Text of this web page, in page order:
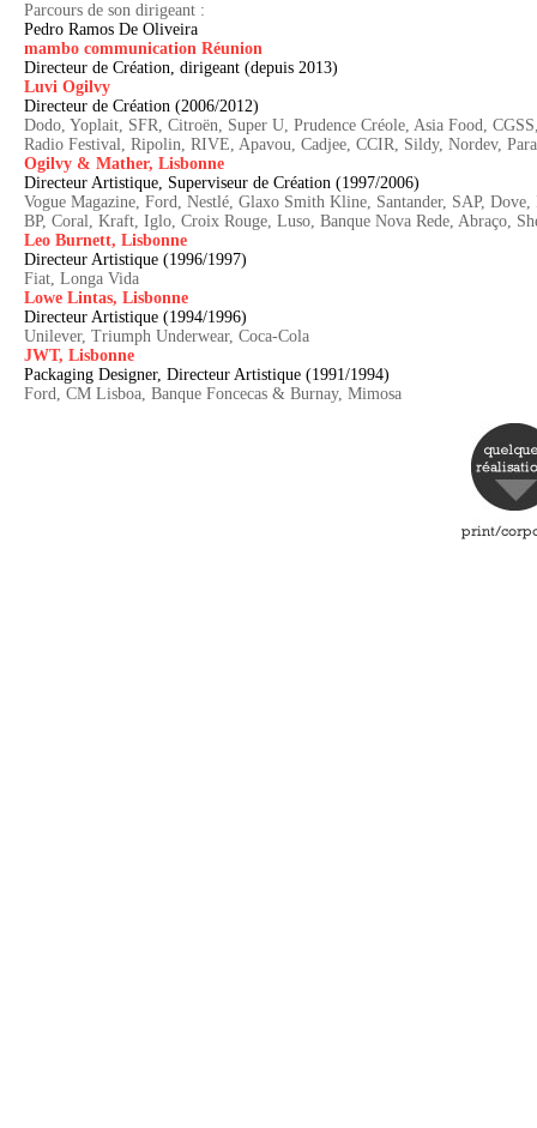
Parcours de son dirigeant :
Pedro Ramos De Oliveira
mambo communication Réunion
Directeur de Création, dirigeant (depuis 2013)
Luvi Ogilvy
Directeur de Création (2006/2012)
Dodo, Yoplait, SFR, Citroën, Super U, Prudence Créole, Asia Food,
Radio Festival, Ripolin, RIVE, Apavou, Cadjee, CCIR, Sildy, Nordev,
Ogilvy & Mather, Lisbonne
Directeur Artistique, Superviseur de Création (1997/2006)
Vogue Magazine, Ford, Nestlé, Glaxo Smith Kline, Santander, SAP,
BP, Coral, Kraft, Iglo, Croix Rouge, Luso, Banque Nova Rede, Abraço,
Leo Burnett, Lisbonne
Directeur Artistique (1996/1997)
Fiat, Longa Vida
Lowe Lintas, Lisbonne
Directeur Artistique (1994/1996)
Unilever, Triumph Underwear, Coca-Cola
JWT, Lisbonne
Packaging Designer, Directeur Artistique (1991/1994)
Ford, CM Lisboa, Banque Foncecas & Burnay, Mimosa